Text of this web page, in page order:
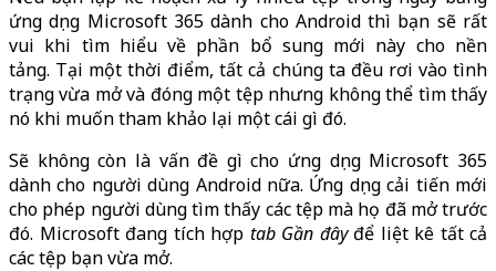
ứng dụng Microsoft 365 dành cho Android thì bạn sẽ rất
vui khi tìm hiểu về phần bổ sung mới này cho nền
tảng. Tại một thời điểm, tất cả chúng ta đều rơi vào tình
trạng vừa mở và đóng một tệp nhưng không thể tìm thấy
nó khi muốn tham khảo lại một cái gì đó.
Sẽ không còn là vấn đề gì cho ứng dụng Microsoft 365
dành cho người dùng Android nữa. Ứng dụng cải tiến mới
cho phép người dùng tìm thấy các tệp mà họ đã mở trước
đó. Microsoft đang tích hợp tab Gần đâyđể liệt kê tất cả
các tệp bạn vừa mở.